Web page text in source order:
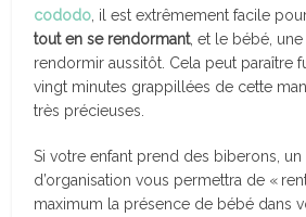
cododo , il est extrêmement facile
tout en se rendormant, et le bébé,
rendormir aussitôt. Cela peut paraître
vingt minutes grappillées de cette
très précieuses.
Si votre enfant prend des biberons,
d’organisation vous permettra de «
maximum la présence de bébé dans